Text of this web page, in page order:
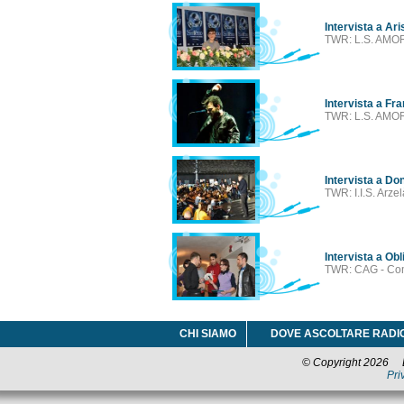
Intervista a
TWR: L.S.
Intervista a
TWR: L.S.
Intervista a
TWR: I.I.S.
Intervista a
TWR: CAG -
CHI SIAMO DOVE ASCOLTARE
© Copyright 2026